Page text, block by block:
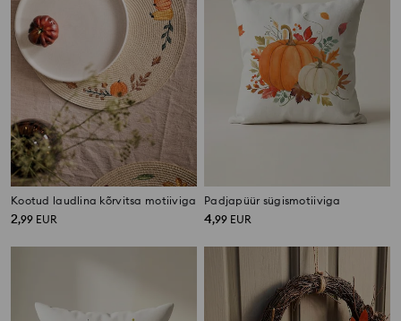
Kootud laudlina kõrvitsa motiiviga
2,99 EUR
Padjapüür sügismotiiviga
4,99 EUR